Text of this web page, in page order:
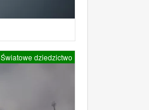
Światowe dziedzictwo